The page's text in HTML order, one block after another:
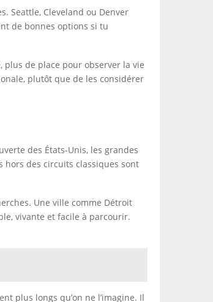
Seattle, Cleveland ou Denver
de bonnes options si tu
plus de place pour observer la vie
plutôt que de les considérer
des États-Unis, les grandes
hors des circuits classiques sont
Une ville comme Détroit
vivante et facile à parcourir.
plus longs qu’on ne l’imagine. Il